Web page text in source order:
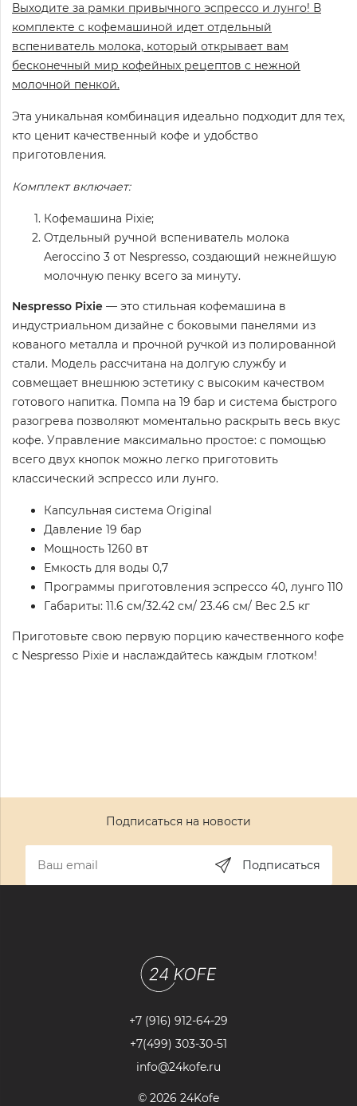
Выходите за рамки привычного эспрессо и лунго! В
комплекте с кофемашиной идет отдельный
вспениватель молока, который открывает вам
бесконечный мир кофейных рецептов с нежной
молочной пенкой.
Эта уникальная комбинация идеально подходит для тех,
кто ценит качественный кофе и удобство
приготовления.
Комплект включает:
Кофемашина Pixie;
Отдельный ручной вспениватель молока
Aeroccino 3 от Nespresso, создающий нежнейшую
молочную пенку всего за минуту.
Nespresso Pixie — это стильная кофемашина в
индустриальном дизайне с боковыми панелями из
кованого металла и прочной ручкой из полированной
стали. Модель рассчитана на долгую службу и
совмещает внешнюю эстетику с высоким качеством
готового напитка. Помпа на 19 бар и система быстрого
разогрева позволяют моментально раскрыть весь вкус
кофе. Управление максимально простое: с помощью
всего двух кнопок можно легко приготовить
классический эспрессо или лунго.
Капсульная система Original
Давление 19 бар
Мощность 1260 вт
Емкость для воды 0,7
Программы приготовления эспрессо 40, лунго 110
Габариты: 11.6 см/32.42 см/ 23.46 см/ Вес 2.5 кг
Приготовьте свою первую порцию качественного кофе
с Nespresso Pixie и наслаждайтесь каждым глотком!
Подписаться на новости
Подписаться
+7 (916) 912-64-29
+7(499) 303-30-51
info@24kofe.ru
© 2026 24Kofe